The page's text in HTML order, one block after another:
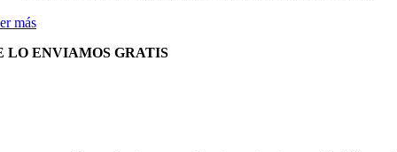
más
LO ENVIAMOS GRATIS